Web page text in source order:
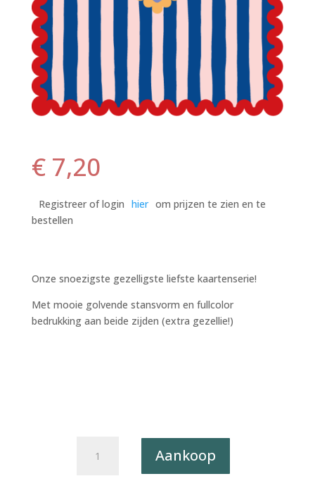
€7,20
Registreer of login hier om prijzen te zien en te
bestellen
Onze snoezigste gezelligste liefste kaartenserie!
Met mooie golvende stansvorm en fullcolor
bedrukking aan beide zijden (extra gezellie!)
Sweet
Aankoop